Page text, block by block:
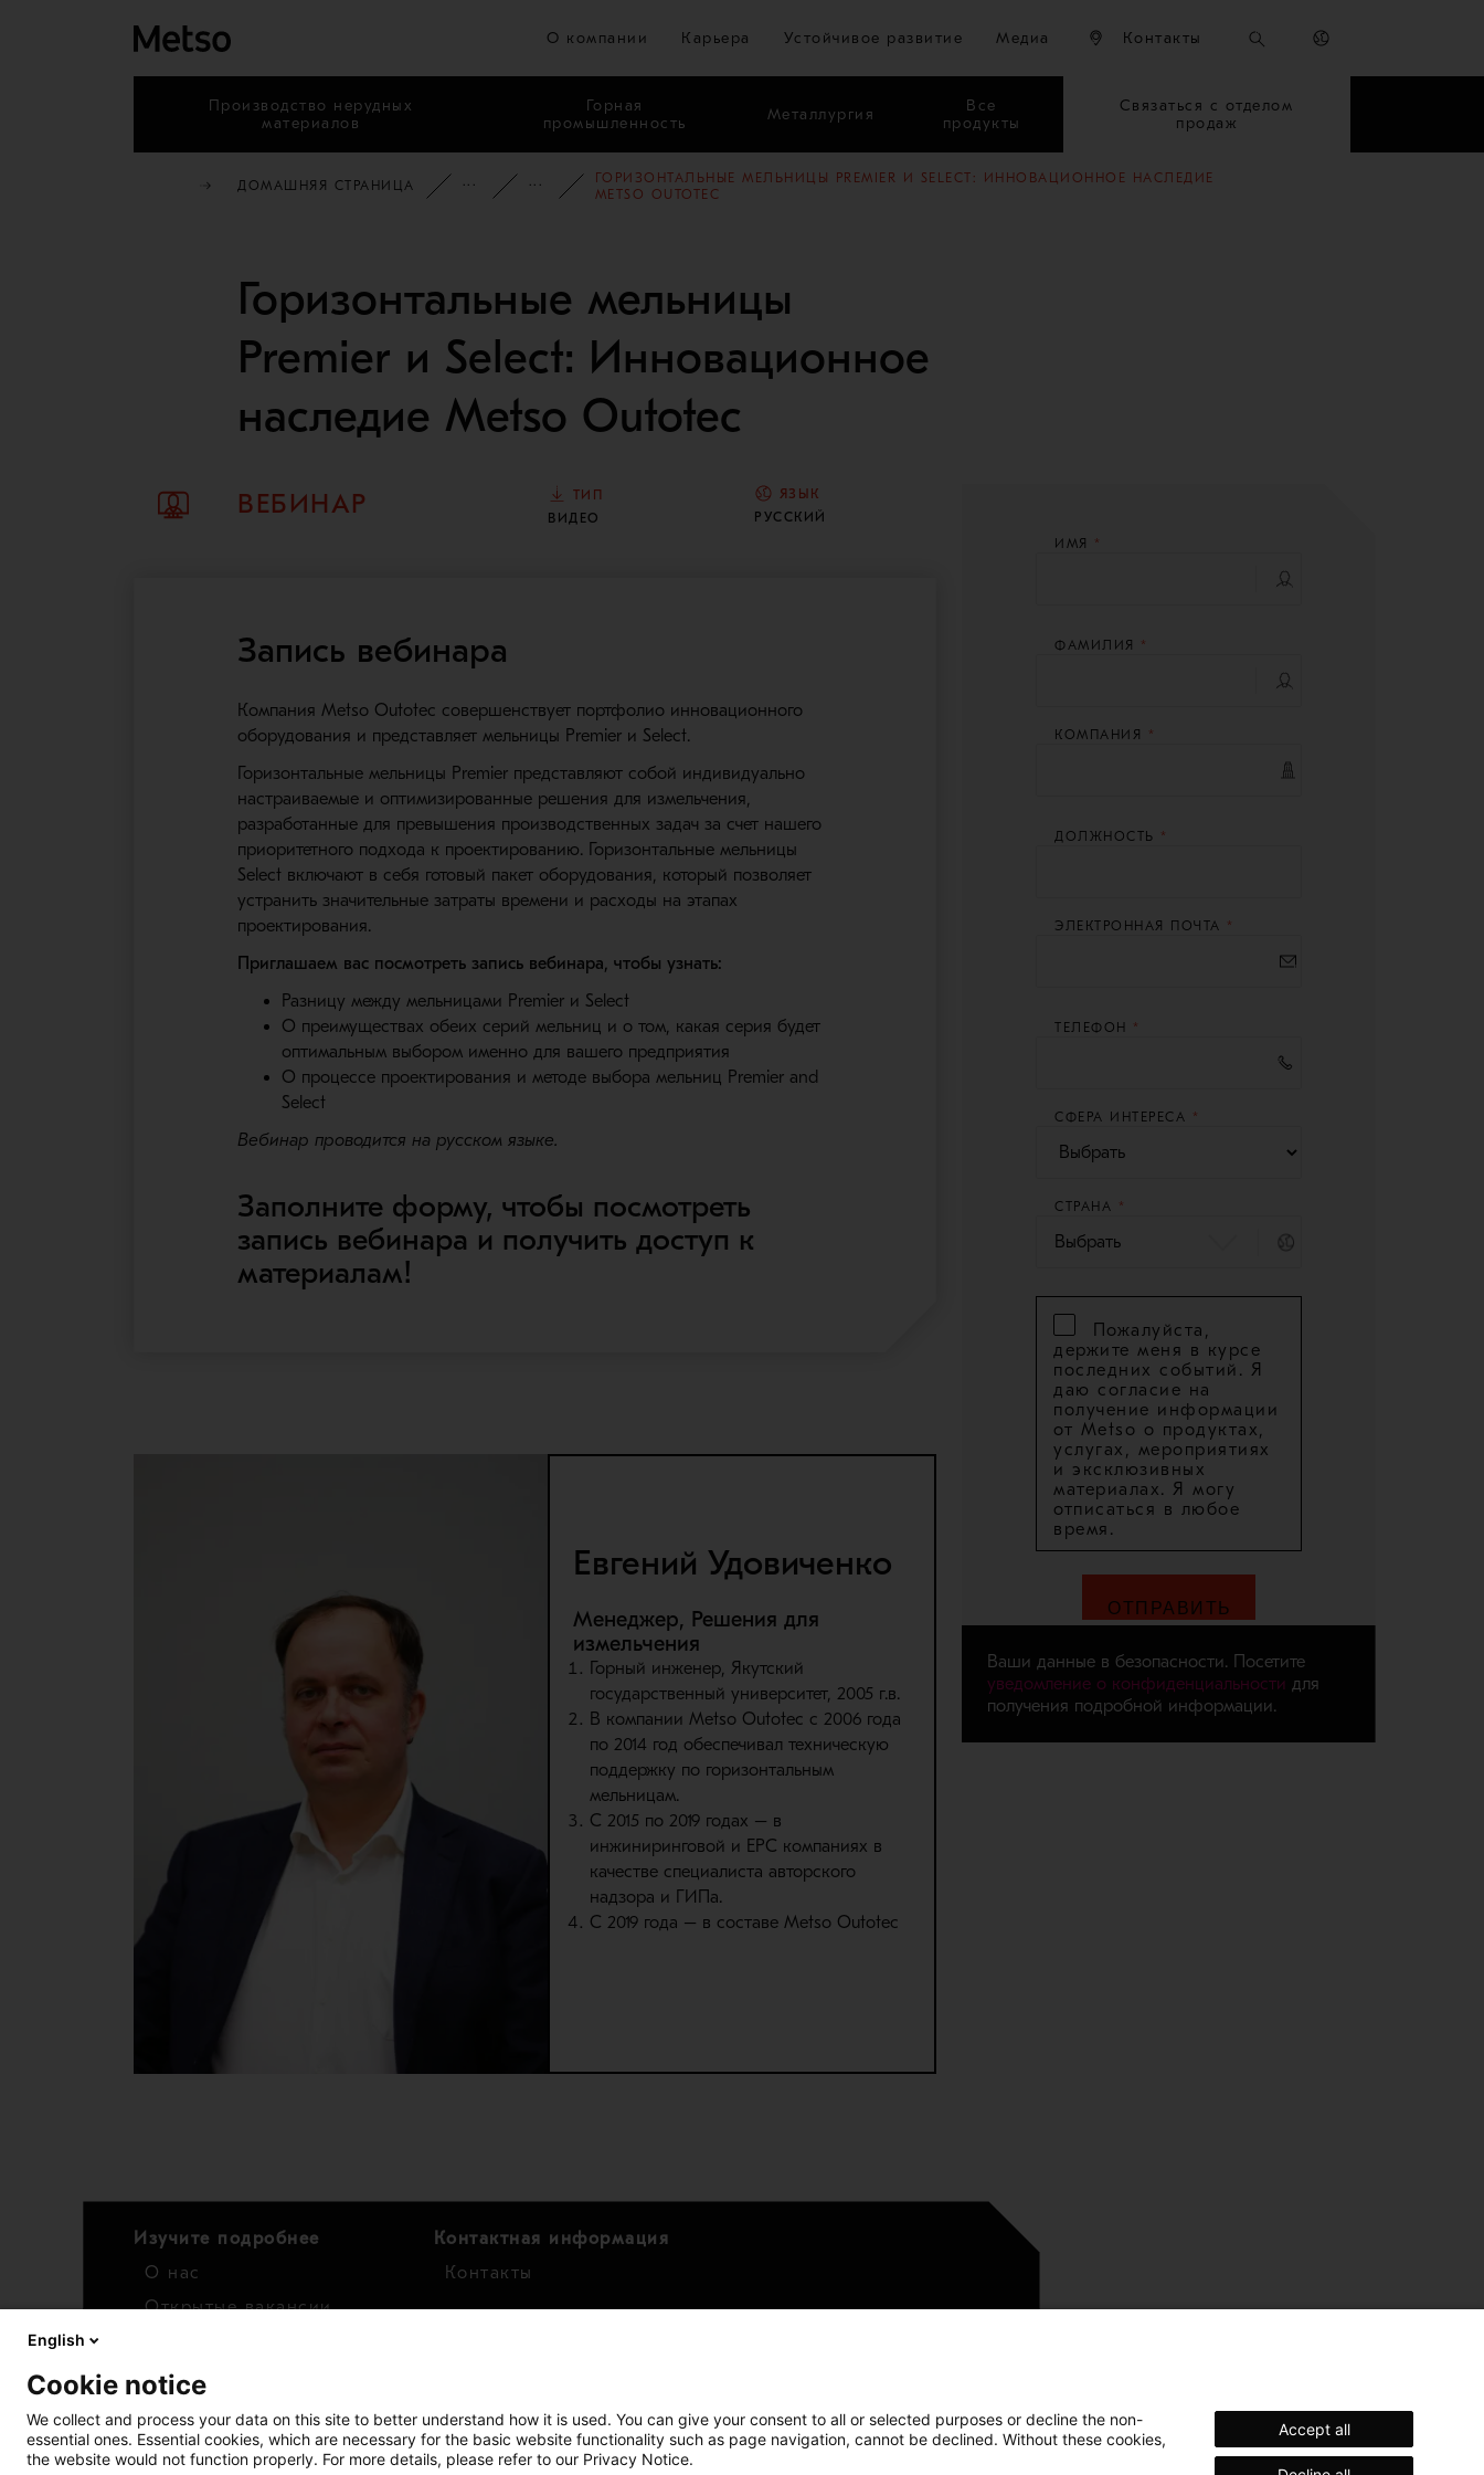
Перейти к основному содержимому
О компании Карьера Устойчивое развитие Медиа Контакты
Производство нерудных
материалов
Горная
промышленность
Металлургия
Все
продукты
Связаться с отделом
продаж
ДОМАШНЯЯ СТРАНИЦА БАЗА ЗНАНИЙ
ВЕБИНАРЫ
ГОРИЗОНТАЛЬНЫЕ МЕЛЬНИЦЫ PREMIER И SELECT: ИННОВАЦИОННОЕ НАСЛЕДИЕ
METSO OUTOTEC
Горизонтальные мельницы
Premier и Select: Инновационное
наследие Metso Outotec
ВЕБИНАР
ТИП
ВИДЕО
ЯЗЫК
РУССКИЙ
Ваши данные в безопасности. Посетите
уведомление о конфиденциальности для
получения подробной информации.
Запись вебинара
Компания Metso Outotec совершенствует портфолио инновационного
оборудования и представляет мельницы Premier и Select.
Горизонтальные мельницы Premier представляют собой индивидуально
настраиваемые и оптимизированные решения для измельчения,
разработанные для превышения производственных задач за счет нашего
приоритетного подхода к проектированию. Горизонтальные мельницы
Select включают в себя готовый пакет оборудования, который позволяет
устранить значительные затраты времени и расходы на этапах
проектирования.
Приглашаем вас посмотреть запись вебинара, чтобы узнать:
Разницу между мельницами Premier и Select
О преимуществах обеих серий мельниц и о том, какая серия будет
оптимальным выбором именно для вашего предприятия
О процессе проектирования и методе выбора мельниц Premier and
Select
Вебинар проводится на русском языке.
Заполните форму, чтобы посмотреть
запись вебинара и получить доступ к
материалам!
Евгений Удовиченко
Менеджер, Решения для
измельчения
Горный инженер, Якутский
государственный университет, 2005 г.в.
В компании Metso Outotec c 2006 года
по 2014 год обеспечивал техническую
поддержку по горизонтальным
мельницам.
С 2015 по 2019 годах – в
инжиниринговой и ЕРС компаниях в
качестве специалиста авторского
надзора и ГИПа.
С 2019 года – в составе Metso Outotec
Изучите подробнее
О нас
Открытые вакансии
Контактная информация
Контакты
Финансовые показатели
Акции
English
Cookie notice
We collect and process your data on this site to better understand how it is used. You can give your consent to all or selected purposes or decline the non-
essential ones. Essential cookies, which are necessary for the basic website functionality such as page navigation, cannot be declined. Without these cookies,
the website would not function properly. For more details, please refer to our Privacy Notice.
Accept all